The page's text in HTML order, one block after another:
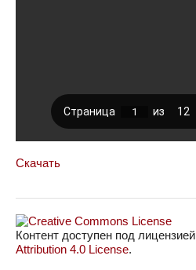
Скачать
Контент доступен под лицензией
Attribution 4.0 License.